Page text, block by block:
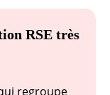
RSE très
regroupe